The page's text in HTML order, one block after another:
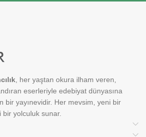
, her yaştan okura ilham veren,
eserleriyle edebiyat dünyasına
bir yayınevidir. Her mevsim, yeni bir
yolculuk sunar.